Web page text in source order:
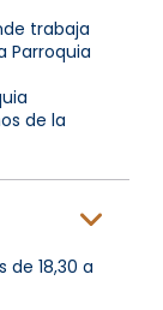
trabaja
Parroquia
de la
18,30 a